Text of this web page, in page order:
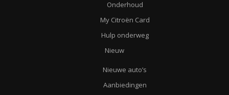
Onderhoud
My Citroën Card
Hulp onderweg
Nieuw
Nieuwe auto’s
Aanbiedingen